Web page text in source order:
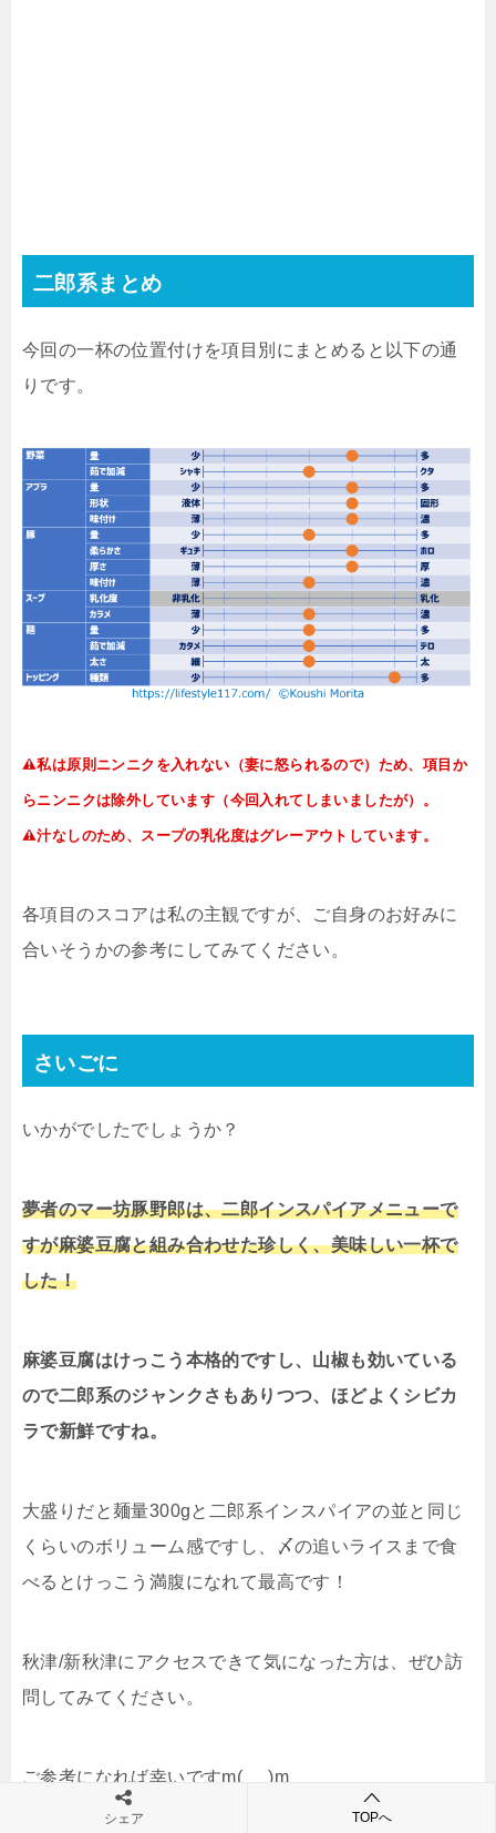
二郎系まとめ
今回の一杯の位置付けを項目別にまとめると以下の通
りです。
私は原則ニンニクを入れない（妻に怒られるので）ため、項目か
らニンニクは除外しています（今回入れてしまいましたが）。
汁なしのため、スープの乳化度はグレーアウトしています。
各項目のスコアは私の主観ですが、ご自身のお好みに
合いそうかの参考にしてみてください。
さいごに
いかがでしたでしょうか？
夢者のマー坊豚野郎は、二郎インスパイアメニューで
すが麻婆豆腐と組み合わせた珍しく、美味しい一杯で
した！
麻婆豆腐はけっこう本格的ですし、山椒も効いている
ので二郎系のジャンクさもありつつ、ほどよくシビカ
ラで新鮮ですね。
大盛りだと麺量300gと二郎系インスパイアの並と同じ
くらいのボリューム感ですし、〆の追いライスまで食
べるとけっこう満腹になれて最高です！
秋津/新秋津にアクセスできて気になった方は、ぜひ訪
問してみてください。
ご参考になれば幸いですm(_ _)m
シェア TOPへ